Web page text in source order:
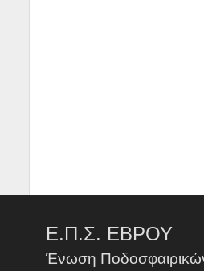
Ε.Π.Σ. ΕΒΡΟΥ
Ένωση